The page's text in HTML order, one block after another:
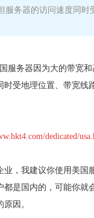
服务器的访问速度同
服务器因为大的带宽
受地理位置、带宽
dedicated/
业，我建议你使用美
是国内的，可能你
因。